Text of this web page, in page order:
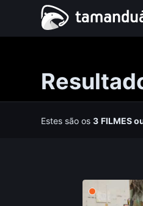
Estes são os3 FILMES